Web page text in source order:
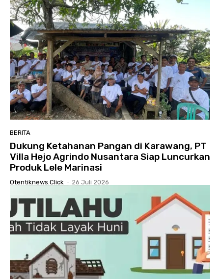
BERITA
Dukung Ketahanan Pangan di Karawang, PT
Villa Hejo Agrindo Nusantara Siap Luncurkan
Produk Lele Marinasi
Otentiknews.click - 26 Juli 2026